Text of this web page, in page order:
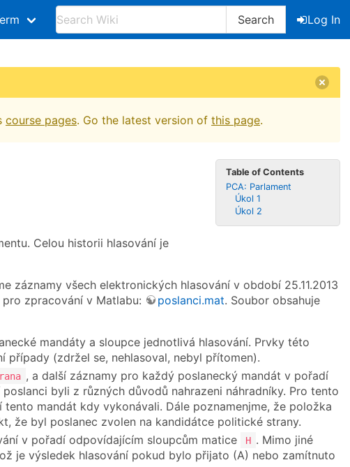
Search
Log In
course pages. Go the latest version of this page.
Table of Contents
PCA: Parlament
Úkol 1
Úkol 2
Celou historii hlasování je
záznamy všech elektronických hlasování v období 25.11.2013
zpracování v Matlabu:
poslanci.mat. Soubor obsahuje
mandáty a sloupce jednotlivá hlasování. Prvky této
případy (zdržel se, nehlasoval, nebyl přítomen).
, a další záznamy pro každý poslanecký mandát v pořadí
poslanci byli z různých důvodů nahrazeni náhradníky. Pro tento
tento mandát kdy vykonávali. Dále poznamenjme, že položka
že byl poslanec zvolen na kandidátce politické strany.
v pořadí odpovídajícím sloupcům matice H . Mimo jiné
je výsledek hlasování pokud bylo přijato (A) nebo zamítnuto